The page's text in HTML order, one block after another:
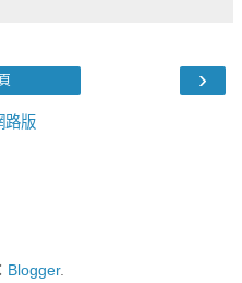
›
路版
Blogger.